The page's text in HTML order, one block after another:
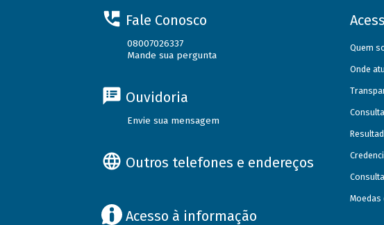
Fale Conosco
08007026337
Mande sua pergunta
Ouvidoria
Envie sua mensagem
Outros telefones e endereços
Acesso à informação
Quem
Onde
Consulta
Moedas